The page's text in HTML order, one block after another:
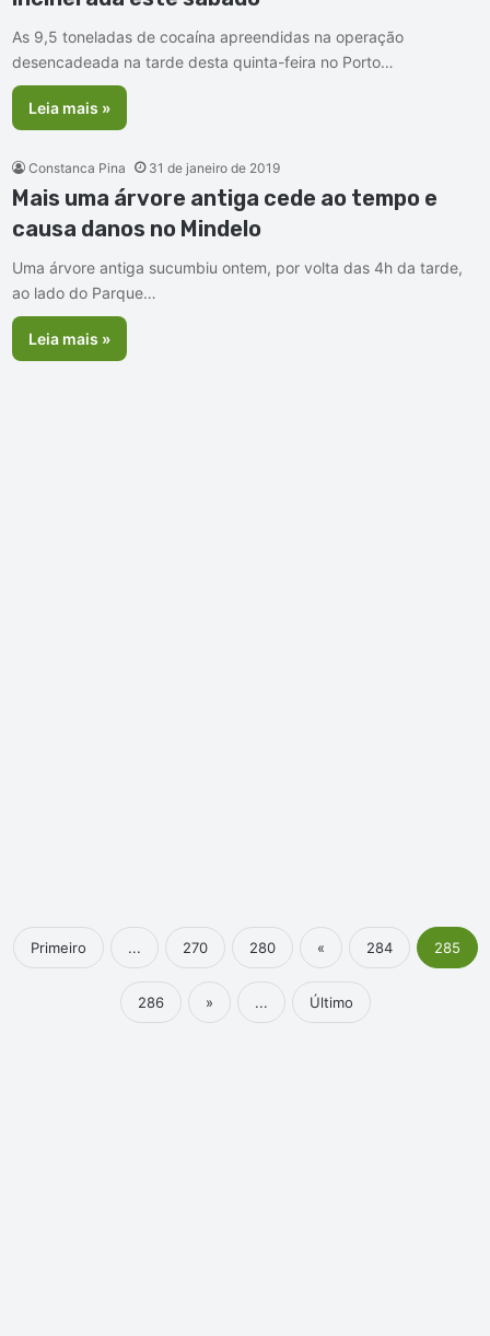
As 9,5 toneladas de cocaína apreendidas na operação
desencadeada na tarde desta quinta-feira no Porto…
Leia mais »
Constanca Pina 31 de janeiro de 2019
Mais uma árvore antiga cede ao tempo e
causa danos no Mindelo
Uma árvore antiga sucumbiu ontem, por volta das 4h da tarde,
ao lado do Parque…
Leia mais »
Primeiro ... 270 280 « 284 285
286 » ... Último